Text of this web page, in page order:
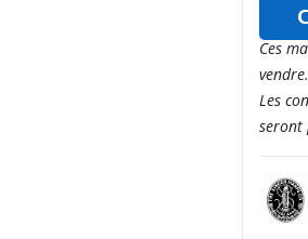
Ces
vendre.
Les
seront